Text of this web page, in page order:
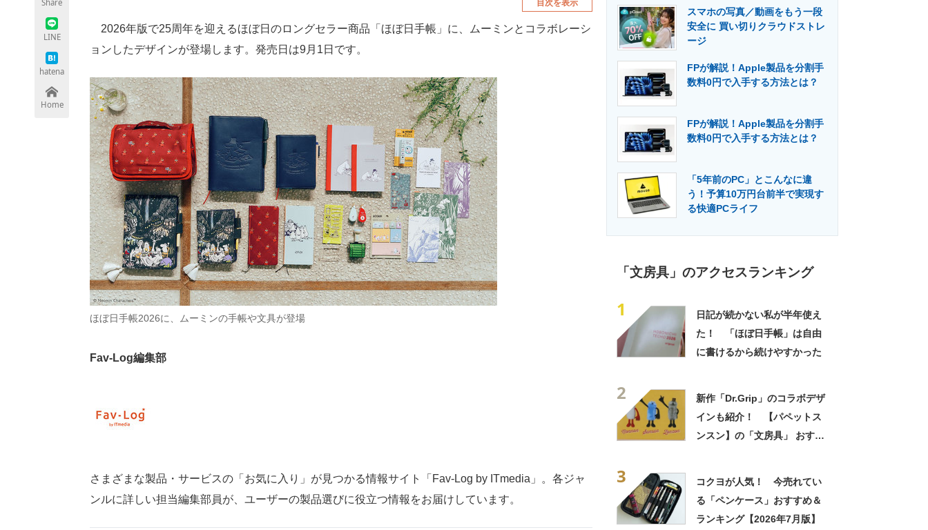
ちょっと気になるネットの話題
Share
LINE
hatena
Home
目次を表示
2026年版で25周年を迎えるほぼ日のロングセラー商品「ほぼ日手帳」に、ムーミンとコラボレーシ
ョンしたデザインが登場します。発売日は9月1日です。
ほぼ日手帳2026に、ムーミンの手帳や文具が登場
Fav-Log編集部
さまざまな製品・サービスの「お気に入り」が見つかる情報サイト「Fav-Log by ITmedia」。各ジャ
ンルに詳しい担当編集部員が、ユーザーの製品選びに役立つ情報をお届けしています。
スマホの写真／動画をもう一段
安全に 買い切りクラウドストレ
ージ
FPが解説！Apple製品を分割手
数料0円で入手する方法とは？
FPが解説！Apple製品を分割手
数料0円で入手する方法とは？
「5年前のPC」とこんなに違
う！予算10万円台前半で実現す
る快適PCライフ
「文房具」のアクセスランキング
1
日記が続かない私が半年使え
た！ 「ほぼ日手帳」は自由
に書けるから続けやすかった
2
新作「Dr.Grip」のコラボデザ
インも紹介！ 【パペットス
ンスン】の「文房具」 おすす
3
コクヨが人気！ 今売れてい
る「ペンケース」おすすめ＆
ランキング【2026年7月版】